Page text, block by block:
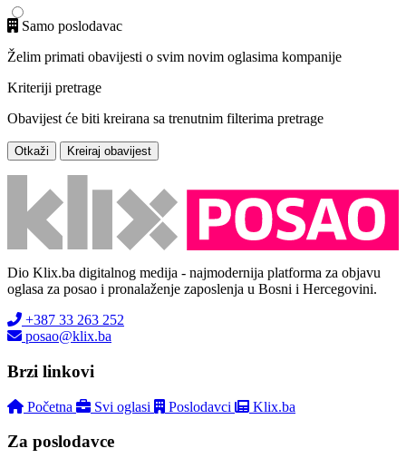
Samo poslodavac
Želim primati obavijesti o svim novim oglasima kompanije
Kriteriji pretrage
Obavijest će biti kreirana sa trenutnim filterima pretrage
Otkaži Kreiraj obavijest
Dio Klix.ba digitalnog medija - najmodernija platforma za objavu
oglasa za posao i pronalaženje zaposlenja u Bosni i Hercegovini.
+387 33 263 252
posao@klix.ba
Brzi linkovi
Početna Svi oglasi Poslodavci Klix.ba
Za poslodavce